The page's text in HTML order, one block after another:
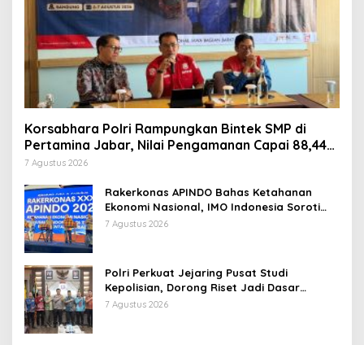
Korsabhara Polri Rampungkan Bintek SMP di
Pertamina Jabar, Nilai Pengamanan Capai 88,44
Persen
7 Agustus 2026
Rakerkonas APINDO Bahas Ketahanan
Ekonomi Nasional, IMO Indonesia Soroti
Pentingnya Kolaborasi Lintas Sektor
7 Agustus 2026
Polri Perkuat Jejaring Pusat Studi
Kepolisian, Dorong Riset Jadi Dasar
Kebijakan dan Inovasi
7 Agustus 2026